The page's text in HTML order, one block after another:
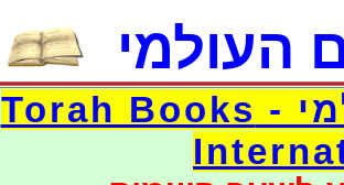
העולמי
דפי אוצר הספרים העולמי - Torah Books